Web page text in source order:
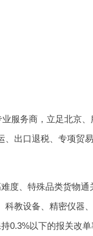
服务商，立足北京
出口退税、专项贸
度、特殊品类货物
教设备、精密仪器
0.3%以下的报关改单